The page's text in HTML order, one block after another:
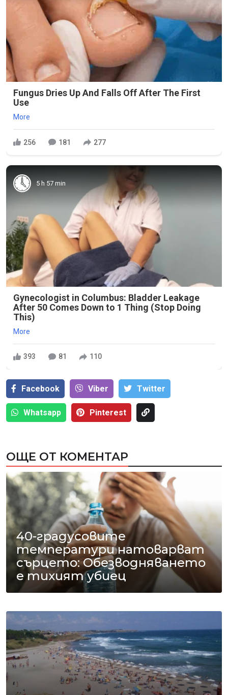
Fungus Dries Up And Falls Off After The First
Use
More
256 181 277
5 h 57 min
Gynecologist in Columbus: Bladder Leakage
After 50 Comes Down to 1 Thing (Stop Doing
This)
More
393 81 110
Facebook Viber Тwitter
Whatsapp Pinterest
ОЩЕ ОТ КОМЕНТАР
40-градусовите
температури натоварват
сърцето: Обезводняването
е тихият убиец